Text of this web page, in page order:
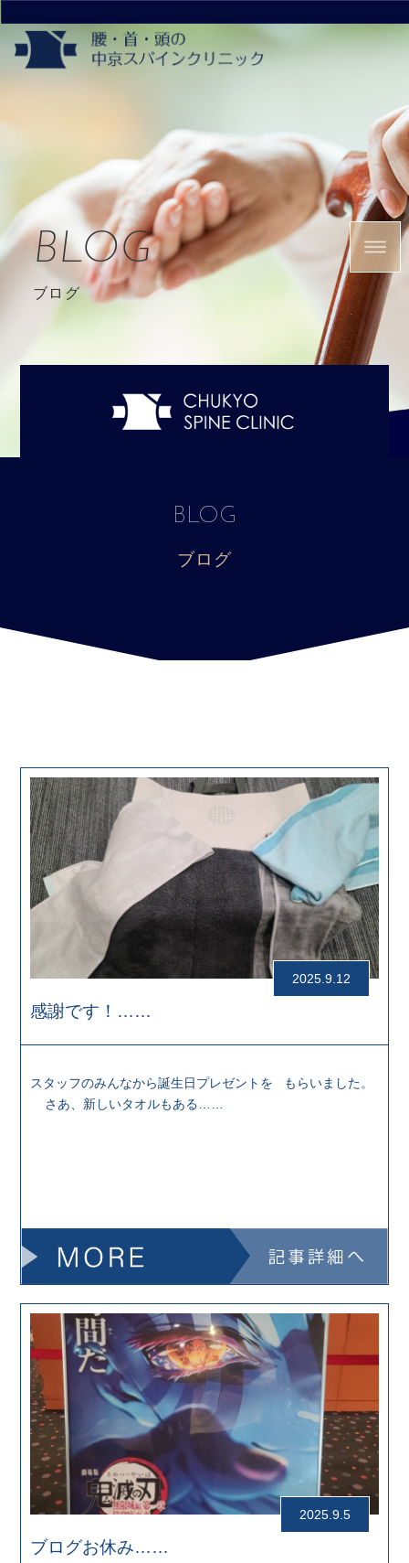
BLOG
ブログ
BLOG
ブログ
2025.9.12
感謝です！……
スタッフのみんなから誕生日プレゼントを もらいました。
さあ、新しいタオルもある……
2025.9.5
ブログお休み……